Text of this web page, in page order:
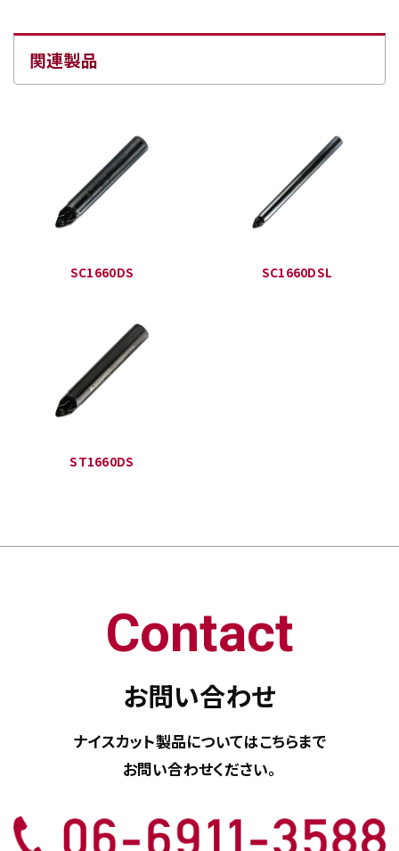
関連製品
SC1660DS SC1660DSL
ST1660DS
Contact
お問い合わせ
ナイスカット製品についてはこちらまで
お問い合わせください。